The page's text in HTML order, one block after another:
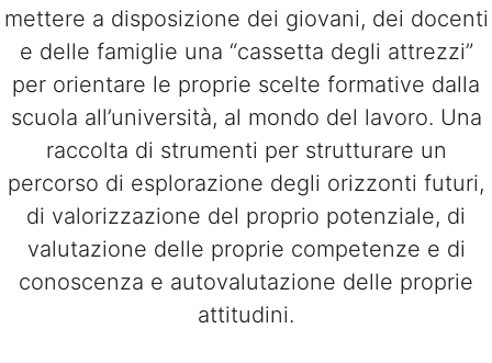
mettere a disposizione dei giovani, dei docenti
e delle famiglie una “cassetta degli attrezzi”
per orientare le proprie scelte formative dalla
scuola all’università, al mondo del lavoro. Una
raccolta di strumenti per strutturare un
percorso di esplorazione degli orizzonti futuri,
di valorizzazione del proprio potenziale, di
valutazione delle proprie competenze e di
conoscenza e autovalutazione delle proprie
attitudini.